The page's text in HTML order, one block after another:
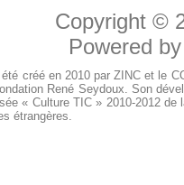
Copyright ©
Powered
créé en 2010 par ZINC et le
René Seydoux. Son
« Culture TIC » 2010-2012
étrangères.